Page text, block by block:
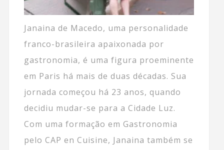
Janaina de Macedo, uma personalidade
franco-brasileira apaixonada por
gastronomia, é uma figura proeminente
em Paris há mais de duas décadas. Sua
jornada começou há 23 anos, quando
decidiu mudar-se para a Cidade Luz.
Com uma formação em Gastronomia
pelo CAP en Cuisine, Janaina também se